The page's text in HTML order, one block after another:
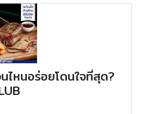
ไหนอร่อยโดนใจที่สุด?